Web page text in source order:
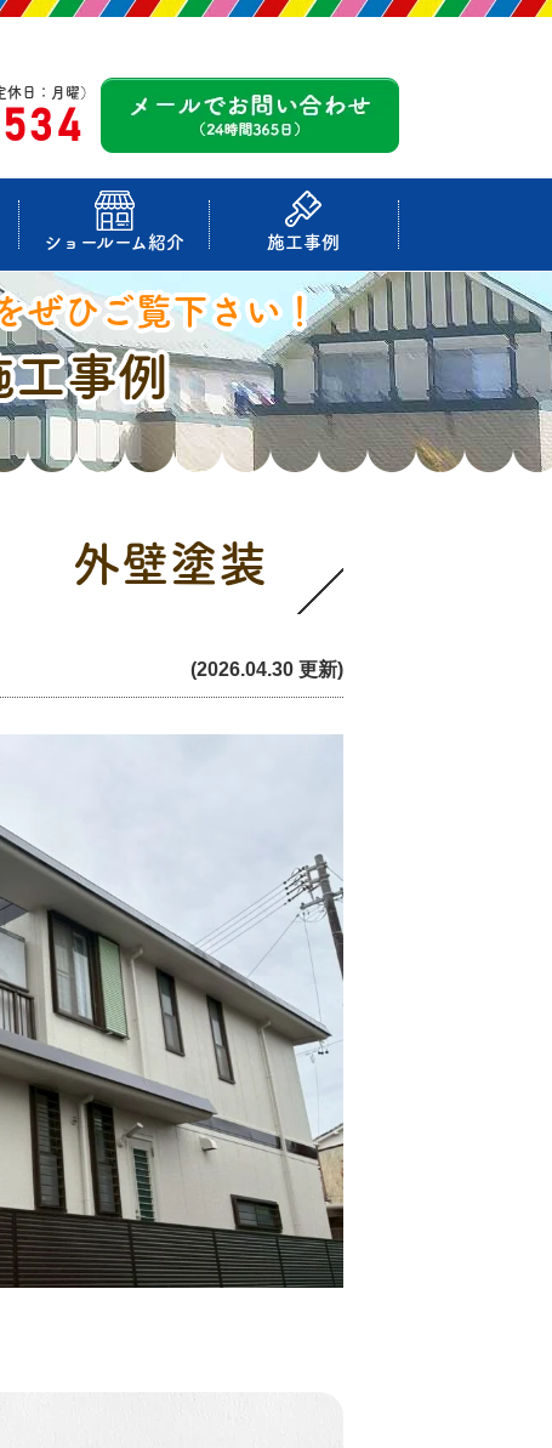
休日：月曜）
ショールーム紹介 施工事例
ぜひご覧下さい！
事例
外壁塗装
(2026.04.30 更新)